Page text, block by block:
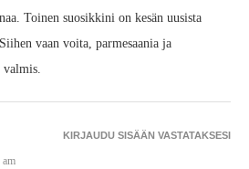
Toinen suosikkini on kesän uusista
vaan voita, parmesaania ja
KIRJAUDU SISÄÄN VASTATAKSESI